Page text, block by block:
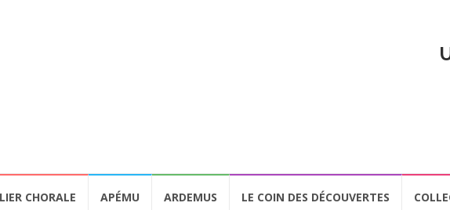
CHORALE APÉMU ARDEMUS LE COIN DES DÉCOUVERTES